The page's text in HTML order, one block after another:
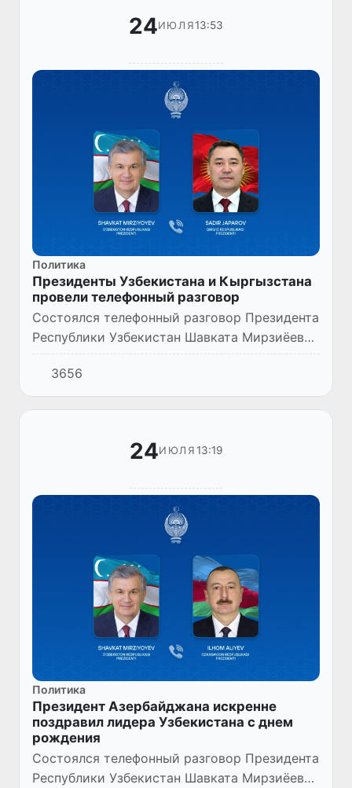
24ИЮЛЯ13:53
Политика
Президенты Узбекистана и Кыргызстана
провели телефонный разговор
Cостоялся телефонный разговор Президента
Республики Узбекистан Шавката Мирзиёева
с Президентом Кыргызской Республики
Садыром Жапаровым.
3656
24ИЮЛЯ 13:19
Политика
Президент Азербайджана искренне
поздравил лидера Узбекистана с днем
рождения
Состоялся телефонный разговор Президента
Республики Узбекистан Шавката Мирзиёева